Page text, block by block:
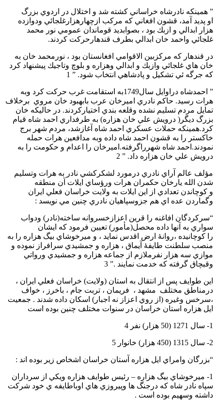
” همينكه نادرشاه خراساني كشته شد و اختلال در اردوي بزرگ
او پديد آمد، قشون افغاني كه مركب ازچهارهزارغلجائي ودوازده
هزار ابدالي و ازبك بود ، بصوابديد قوماندان عمومي نور محمد
غلجائي واحمد خان ابدالي بطرف قندهارحركت كردند.
در قندهار كه مركزبين الاقوامي افغانستان بود ، نورمحمد خان به
خان هاي غلجائي وازبك و ابدالي وهزاره و بلوچ وتاجيك پيشنهاد كرد
كه جرگه ئي تشكيل و پادشاهي انتخاب شود. ” 1
” احمدشاه دراوايل سال1749به استقامت غرب حركت كرد وبه
هرات رسيد. حاكم نادري اميرخان عرب بابهبود خان مروي برخلاف
تمايل مردم تسليم نشده وقلعه بندي اختياركردند. در حاليكه خان
بزرگ ديگر( درويش علي خان هزاره) به طرفداري احمد شاه قيام
كرد.همينكه حملات عسكري احمد شاه آغازشد، مردم شهر برج
خاكستر را به قشون احمد شاه داده وبه مدافعين هرات حمله
نمودند.احمد شاه شهرراگرفته.اميرخان را اعدام و حكومت را به
درويش علي خان هزاره داد. ” 2
مؤلف عالم آراي نادري درمورد لشكركشي نادر به هرات وتسليم
شدن الله يارخان حكمران هرات ورؤساي ايلات آن منطقه
و كوچاندن تعدادي از اين ايلات به ولايت خراسان فعلي ايران
وگماردن عده اي هم جزوسپاهيان نادري چنين مي نويسد :
“سركردگان افاغنه را قرين اعزازخسروانه ساخته(نادر) ودواب
سواري به آنها داده محصل(مأمور) تعيين فرمود كه ايشان
را كوچانيده ،روانۀ ارض اقدس نمايد ، و ميرخوشاي بيگ هزاره را به
منصب سلطنت طايفۀ آيماق ، هزاره و جمشيدي سرافراز نموده و
موازي سه هزار نفرملازم از جماعه هزاره و جمشيدي ورواتي
وقبچاق گرفته كه خدمت نمايند .” 3
اين طوايف پس از انتقال به استان (ولايت) خراسان فعلي ايران ،
درمناطق مختلف مشهد ، فريمان ، تربت جام ، باخرز ، خواف
،سرخس وغيره (از روي اعزاز نه اجبار) اسكان داده شدند . جمعيت
ايل هزاره استان خراسان در سنوات مختلف چنين بوده است
1- سال 1271 (50 هزار) نفر 4
2- سال 1315 (450 هزار) خانوار 5
“بزرگان وامراي ايل هزاره آستان خراسان اشخاص زير بوده اند :
1- ميرخوشاي بيگ هزاره – رئيس طوايف هزاره ويكي از سرداران
سپاه نادر شاه كه درجنگ ها وپيروزي هاي اوباطايفه ي خود شركت
داشته وسهيم بوده است .